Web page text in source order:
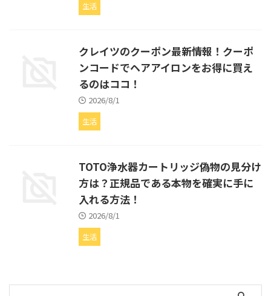
生活
クレイツのクーポン最新情報！クーポ
ンコードでヘアアイロンをお得に買え
るのはココ！
2026/8/1
生活
TOTO浄水器カートリッジ偽物の見分け
方は？正規品である本物を確実に手に
入れる方法！
2026/8/1
生活